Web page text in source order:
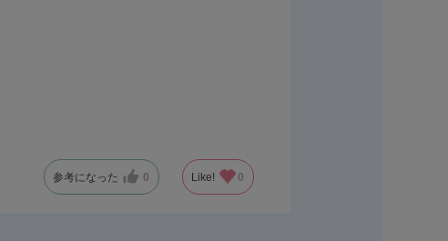
参考になった 0 Like! 0